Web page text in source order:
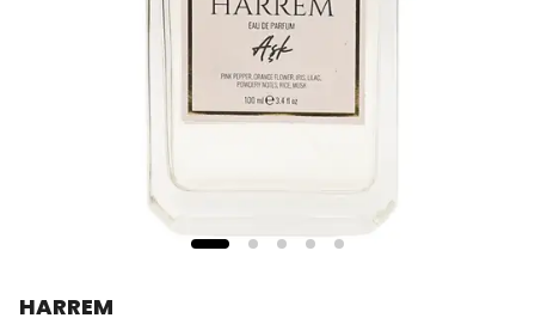
HARREM